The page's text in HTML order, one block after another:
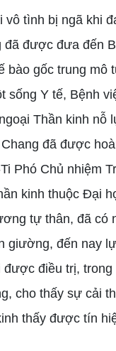
tình bị ngã khi
được đưa đến
bào gốc trung
sống Y tế, Bệnh
Thần kinh
đã được
Phó Chủ nhiệm
kinh thuộc Đại
tự thân, đã
giường, đến nay
điều trị,
cho thấy sự cải
thấy được tín